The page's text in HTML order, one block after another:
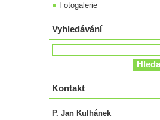
Fotogalerie
Vyhledávání
Kontakt
P. Jan Kulhánek